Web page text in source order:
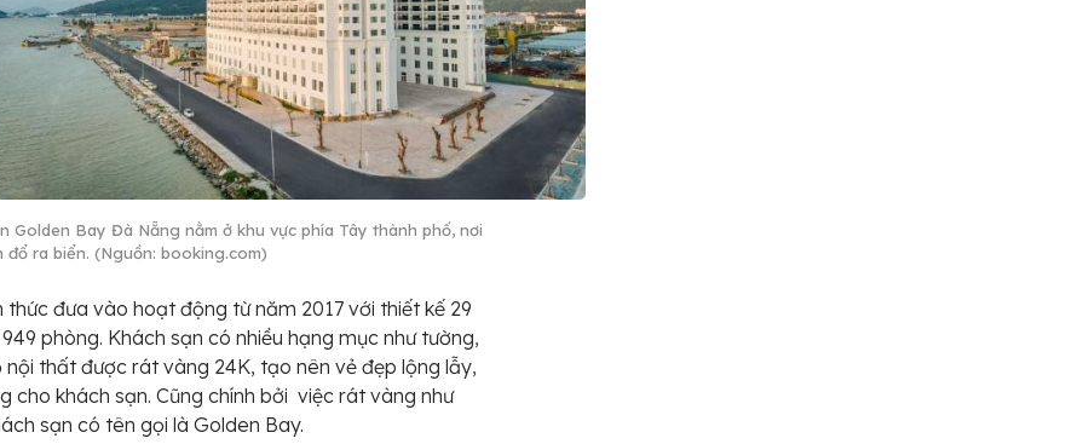
Golden Bay Đà Nẵng nằm ở khu vực phía Tây thành phố, nơi
đổ ra biển. (Nguồn: booking.com)
thức đưa vào hoạt động từ năm 2017 với thiết kế 29
phòng. Khách sạn có nhiều hạng mục như tường,
nội thất được rát vàng 24K, tạo nên vẻ đẹp lộng lẫy,
cho khách sạn. Cũng chính bởi việc rát vàng như
sạn có tên gọi là Golden Bay.